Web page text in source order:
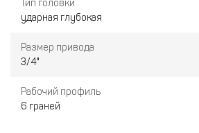
Тип головки
ударная глубокая
Размер привода
3/4"
Рабочий профиль
6 граней